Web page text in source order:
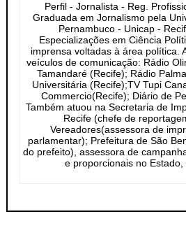
Perfil - Jornalista - Reg.
Graduada em Jornalismo pela
Pernambuco - Unicap -
Especializações em Ciência
imprensa voltadas à área política.
veículos de comunicação: Rádio
Tamandaré (Recife); Rádio
Universitária (Recife);TV Tupi
Commercio(Recife); Diário de
Também atuou na Secretaria de
Recife (chefe de
Vereadores(assessora de
parlamentar); Prefeitura de São
do prefeito), assessora de
e proporcionais no Estado,